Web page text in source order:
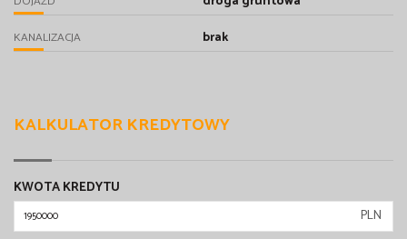
KANALIZACJA brak
KALKULATOR KREDYTOWY
KWOTA KREDYTU
PLN